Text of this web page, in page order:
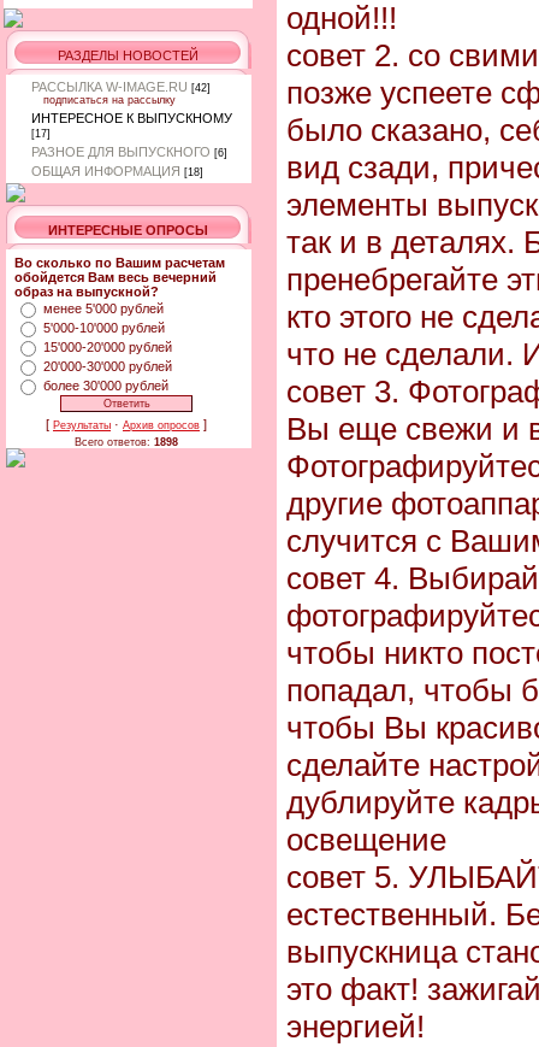
РАЗДЕЛЫ НОВОСТЕЙ
РАССЫЛКА W-IMAGE.RU [42]
подписаться на рассылку
ИНТЕРЕСНОЕ К ВЫПУСКНОМУ
[17]
РАЗНОЕ ДЛЯ ВЫПУСКНОГО [6]
ОБЩАЯ ИНФОРМАЦИЯ [18]
ИНТЕРЕСНЫЕ ОПРОСЫ
Во сколько по Вашим расчетам
обойдется Вам весь вечерний
образ на выпускной?
менее 5'000 рублей
5'000-10'000 рублей
15'000-20'000 рублей
20'000-30'000 рублей
более 30'000 рублей
[ Результаты · Архив опросов ]
Всего ответов: 1898
одной!!!
совет 2. со
позже успеете
было сказано,
вид сзади,
элементы
так и в
пренебрегайте
кто этого не
что не сделали.
совет 3.
Вы еще свежи и
другие
случится с
совет 4.
чтобы никто
попадал, чтобы
чтобы Вы
сделайте
дублируйте
освещение
совет 5.
естественный.
выпускница
это факт!
энергией!